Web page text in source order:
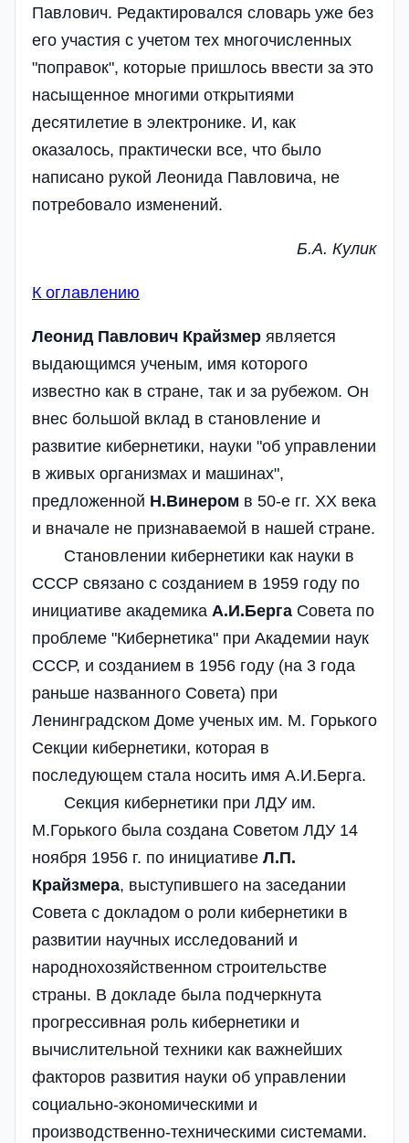
Павлович. Редактировался словарь уже без
его участия с учетом тех многочисленных
"поправок", которые пришлось ввести за это
насыщенное многими открытиями
десятилетие в электронике. И, как
оказалось, практически все, что было
написано рукой Леонида Павловича, не
потребовало изменений.
Б.А. Кулик
К оглавлению
Леонид Павлович Крайзмер является
выдающимся ученым, имя которого
известно как в стране, так и за рубежом. Он
внес большой вклад в становление и
развитие кибернетики, науки "об управлении
в живых организмах и машинах",
предложенной Н.Винером в 50-е гг. XX века
и вначале не признаваемой в нашей стране.
Становлении кибернетики как науки в
СССР связано с созданием в 1959 году по
инициативе академика А.И.Берга Совета по
проблеме "Кибернетика" при Академии наук
СССР, и созданием в 1956 году (на 3 года
раньше названного Совета) при
Ленинградском Доме ученых им. М. Горького
Секции кибернетики, которая в
последующем стала носить имя А.И.Берга.
Секция кибернетики при ЛДУ им.
М.Горького была создана Советом ЛДУ 14
ноября 1956 г. по инициативе Л.П.
Крайзмера, выступившего на заседании
Совета с докладом о роли кибернетики в
развитии научных исследований и
народнохозяйственном строительстве
страны. В докладе была подчеркнута
прогрессивная роль кибернетики и
вычислительной техники как важнейших
факторов развития науки об управлении
социально-экономическими и
производственно-техническими системами.